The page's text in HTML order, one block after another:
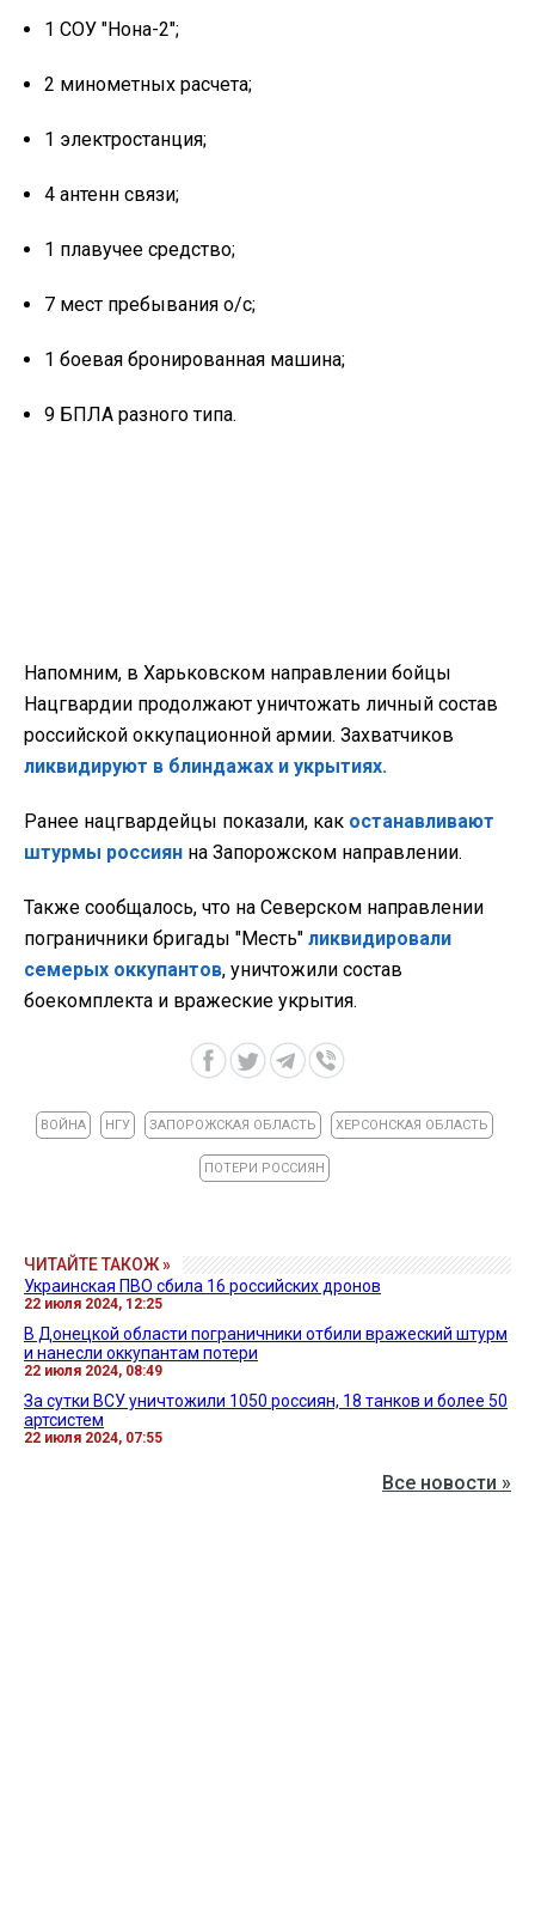
1 СОУ "Нона-2";
2 минометных расчета;
1 электростанция;
4 антенн связи;
1 плавучее средство;
7 мест пребывания о/с;
1 боевая бронированная машина;
9 БПЛА разного типа.
Напомним, в Харьковском направлении бойцы
Нацгвардии продолжают уничтожать личный состав
российской оккупационной армии. Захватчиков
ликвидируют в блиндажах и укрытиях.
Ранее нацгвардейцы показали, как останавливают
штурмы россиян на Запорожском направлении.
Также сообщалось, что на Северском направлении
пограничники бригады "Месть" ликвидировали
семерых оккупантов, уничтожили состав
боекомплекта и вражеские укрытия.
ВОЙНА НГУ ЗАПОРОЖСКАЯ ОБЛАСТЬ ХЕРСОНСКАЯ ОБЛАСТЬ
ПОТЕРИ РОССИЯН
ЧИТАЙТЕ ТАКОЖ »
Украинская ПВО сбила 16 российских дронов
22 июля 2024, 12:25
В Донецкой области пограничники отбили вражеский штурм
и нанесли оккупантам потери
22 июля 2024, 08:49
За сутки ВСУ уничтожили 1050 россиян, 18 танков и более 50
артсистем
22 июля 2024, 07:55
Все новости »